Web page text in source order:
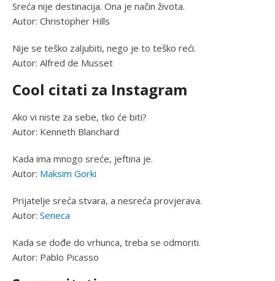
Sreća nije destinacija. Ona je način života.
Autor: Christopher Hills
Nije se teško zaljubiti, nego je to teško reći.
Autor: Alfred de Musset
Cool citati za Instagram
Ako vi niste za sebe, tko će biti?
Autor: Kenneth Blanchard
Kada ima mnogo sreće, jeftina je.
Autor: Maksim Gorki
Prijatelje sreća stvara, a nesreća provjerava.
Autor: Seneca
Kada se dođe do vrhunca, treba se odmoriti.
Autor: Pablo Picasso